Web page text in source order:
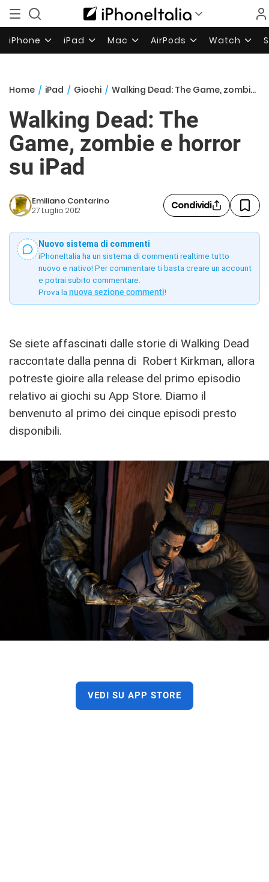
iPhone iPad Mac AirPods Watch
Home / iPad / Giochi / Walking Dead: The Game, zombie e horror su iPad
Walking Dead: The
Game, zombie e horror
su iPad
Emiliano Contarino
27 Luglio 2012 Condividi
Nuovo sistema di commenti
iPhoneItalia ha un sistema di commenti realtime tutto
nuovo e nativo! Per commentare ti basta creare un account
e potrai subito commentare.
Prova la nuova sezione commenti!
Se siete affascinati dalle storie di Walking Dead
raccontate dalla penna di Robert Kirkman, allora
potreste gioire alla release del primo episodio
relativo ai giochi su App Store. Diamo il
benvenuto al primo dei cinque episodi presto
disponibili.
VEDI SU APP STORE